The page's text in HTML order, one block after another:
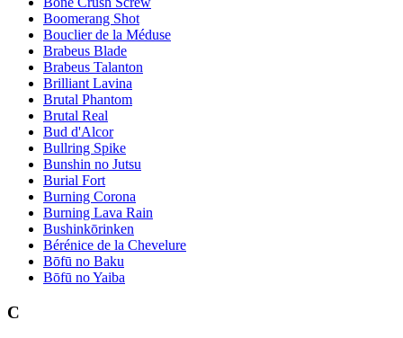
Boomerang Shot
Bouclier de la Méduse
Brabeus Blade
Brabeus Talanton
Brilliant Lavina
Brutal Phantom
Brutal Real
Bud d'Alcor
Bullring Spike
Bunshin no Jutsu
Burial Fort
Burning Corona
Burning Lava Rain
Bushinkōrinken
Bérénice de la Chevelure
Bōfū no Baku
Bōfū no Yaiba
C